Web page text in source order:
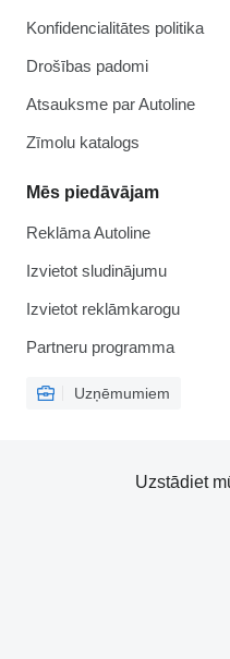
Konfidencialitātes politika
Drošības padomi
Atsauksme par Autoline
Zīmolu katalogs
Mēs piedāvājam
Reklāma Autoline
Izvietot sludinājumu
Izvietot reklāmkarogu
Partneru programma
Uzņēmumiem
Uzstādiet